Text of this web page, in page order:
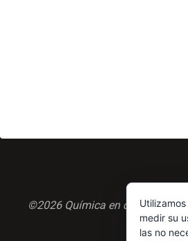
©2026 Química en casa.com
medir su
las no